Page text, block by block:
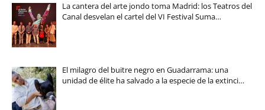
La cantera del arte jondo toma Madrid: los Teatros del
Canal desvelan el cartel del VI Festival Suma…
El milagro del buitre negro en Guadarrama: una
unidad de élite ha salvado a la especie de la extinci…